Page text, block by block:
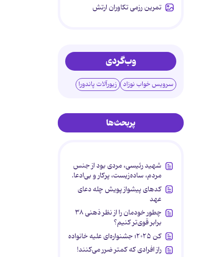
تمرین رزمی تکاوران ارتش
وب‌گردی
سرویس خواب نوزاد زیورآلات پاندورا
پربحث‌ها
شهید رئیسی، مردی بود از جنس
مردم، ساده‌زیست، پرکار و بی‌ادعا.
کدهای پیشواز پویش چله دعای
عهد
چطور خودمان را از نظر ذهنی ۳۸
برابر قوی‌تر کنیم؟
کن ۲۰۲۵؛ جشنواره‌ای علیه خانواده
راز افرادی که کمتر ضرر می‌کنند!